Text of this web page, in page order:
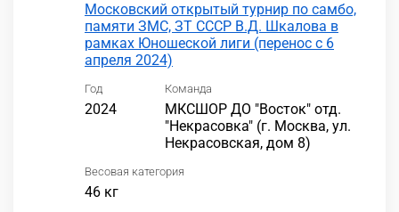
Московский открытый турнир по самбо,
памяти ЗМС, ЗТ СССР В.Д. Шкалова в
рамках Юношеской лиги (перенос с 6
апреля 2024)
Год
2024
Команда
МКСШОР ДО "Восток" отд.
"Некрасовка" (г. Москва, ул.
Некрасовская, дом 8)
Весовая категория
46 кг